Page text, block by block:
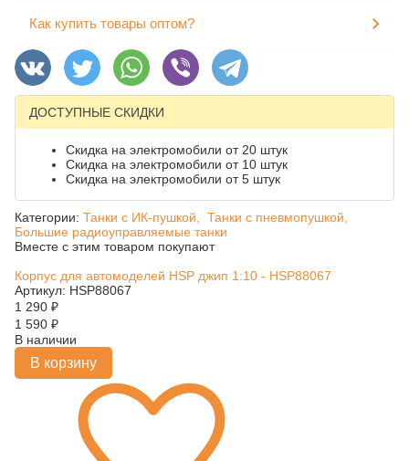
Как купить товары оптом?
ДОСТУПНЫЕ СКИДКИ
Скидка на электромобили от 20 штук
Скидка на электромобили от 10 штук
Скидка на электромобили от 5 штук
Категории: Танки с ИК-пушкой,
Танки с пневмопушкой,
Большие радиоуправляемые танки
Вместе с этим товаром покупают
Корпус для автомоделей HSP джип 1:10 - HSP88067
Артикул: HSP88067
1 290 ₽
1 590 ₽
В наличии
В корзину